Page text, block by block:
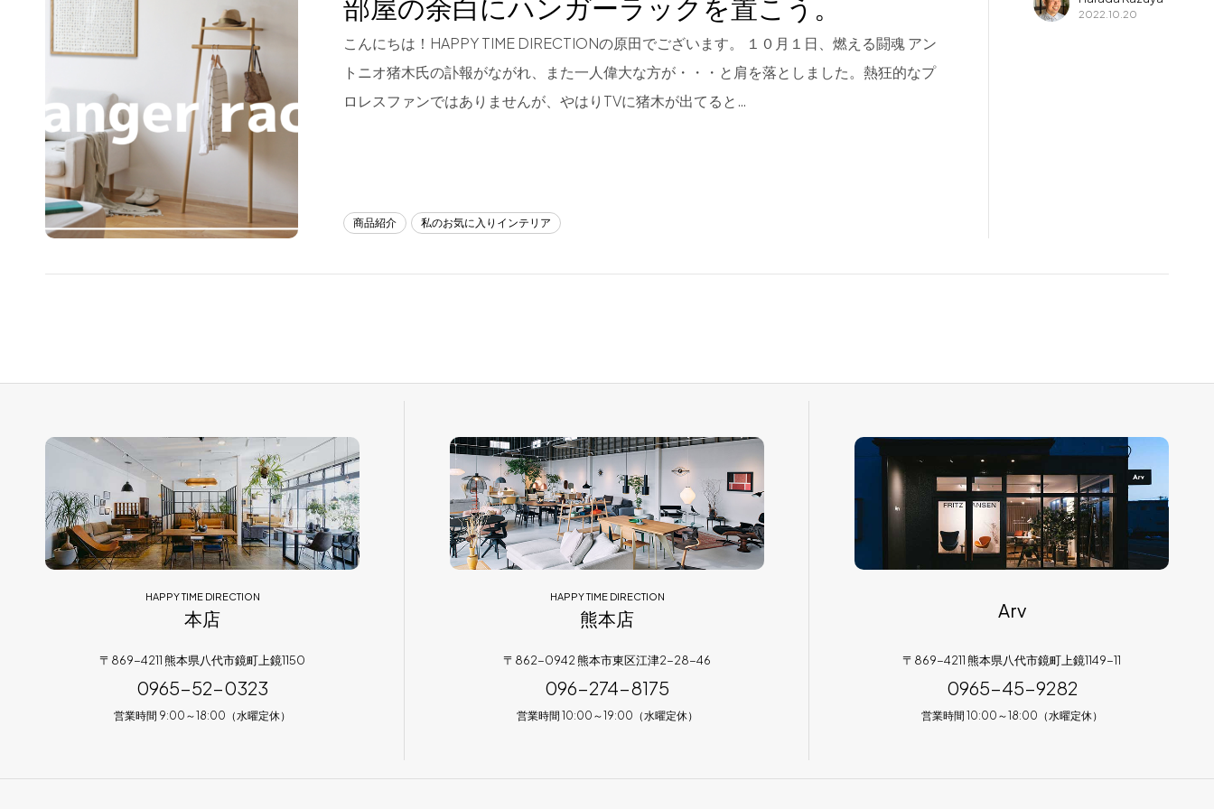
Blog
for Business
Recruit
Contact
熊本店
096-274-8175
0965-45-9282
部屋の余白にハンガーラックを置こう。
こんにちは！HAPPY TIME DIRECTIONの原田でございます。 １０月１日、燃える闘魂 アン
トニオ猪木氏の訃報がながれ、また一人偉大な方が・・・と肩を落としました。熱狂的なプ
ロレスファンではありませんが、やはりTVに猪木が出てると…
商品紹介 私のお気に入りインテリア
2022.10.20
HAPPY TIME DIRECTION
本店
〒869-4211 熊本県八代市鏡町上鏡1150
0965-52-0323
営業時間 9:00～18:00（水曜定休）
HAPPY TIME DIRECTION
熊本店
〒862-0942 熊本市東区江津2-28-46
096-274-8175
営業時間 10:00～19:00（水曜定休）
Arv
〒869-4211 熊本県八代市鏡町上鏡1149-11
0965-45-9282
営業時間 10:00～18:00（水曜定休）